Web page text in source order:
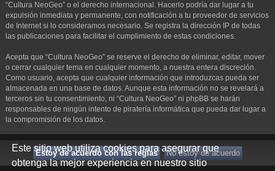
Este sitio web utiliza cookies para asegurar que
obtenga la mejor experiencia en nuestro sitio
“Cultura NeoGeo” o el derecho internacional. Hacerlo podría dar lugar a tu
expulsión inmediata y permanente, con notificación a tu proveedor de servicios
de Internet si lo consideramos necesario. Se registra la dirección IP de todas
las publicaciones para facilitar el cumplimiento de estas condiciones.
Acepta que “Cultura NeoGeo” se reserve el derecho de eliminar, editar, mover
o cerrar cualquier tema en cualquier momento, a nuestra entera discreción.
Como usuario, acepta que cualquier información que introduzcas pueda ser
almacenada en una base de datos. Aunque esta información no se revelará a
terceros sin tu consentimiento, ni “Cultura NeoGeo” ni phpBB se harán
responsables de ningún intento de piratería informática que pueda dar lugar a
la compromisión de los datos.